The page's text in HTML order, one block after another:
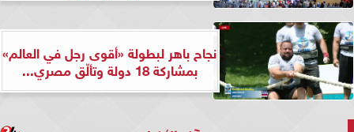
نجاح باهر لبطولة «أقوى رجل في العالم»
بمشاركة 18 دولة وتألّق مصري...